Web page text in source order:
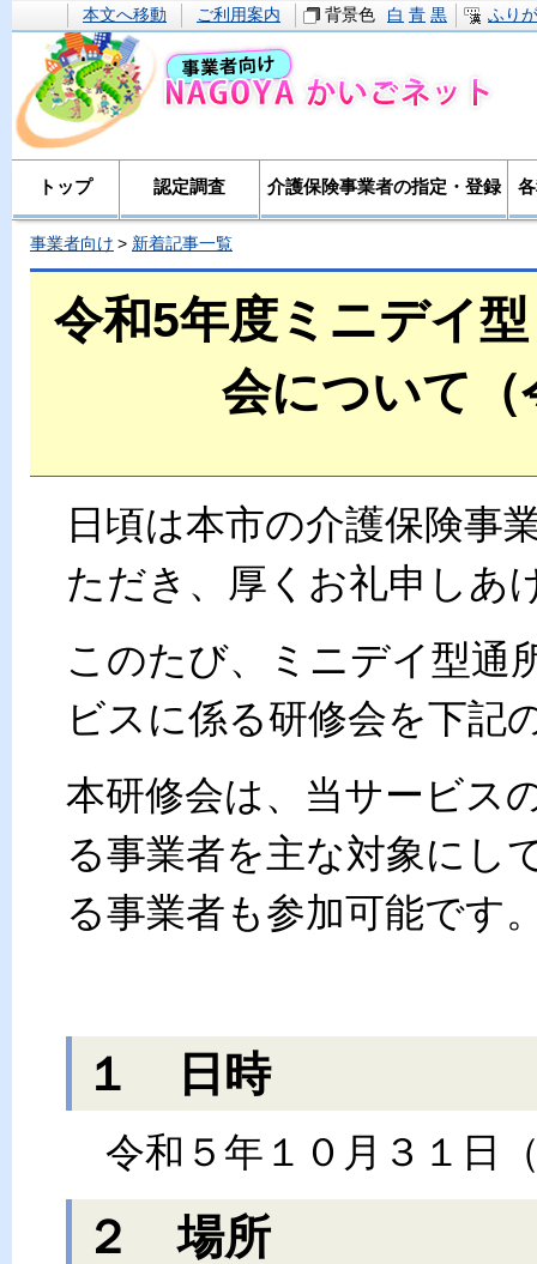
本文へ移動 ご利用案内 背景色 白 青 黒 ふり
トップ 認定調査 介護保険事業者の指定・登録
事業者向け 新着記事一覧
令和5年度ミニデイ
会について（
日頃は本市の介護保険事
ただき、厚くお礼申しあ
このたび、ミニデイ型通
ビスに係る研修会を下記
本研修会は、当サービス
る事業者を主な対象にし
る事業者も参加可能です
１ 日時
令和５年１０月３１日
２ 場所